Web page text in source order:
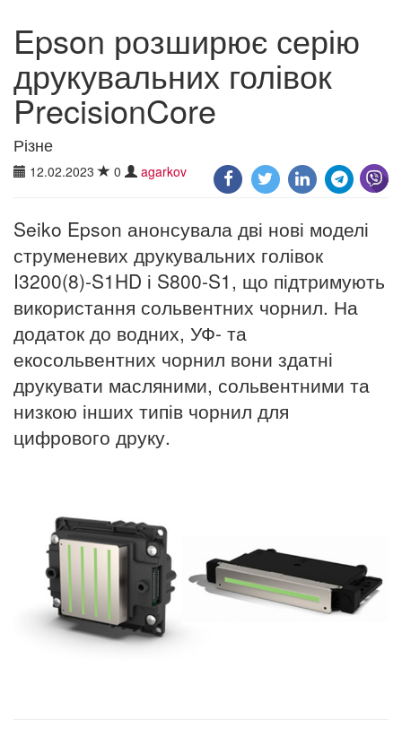
Epson розширює серію
друкувальних голівок
PrecisionCore
Різне
12.02.2023 0 agarkov
Seiko Epson анонсувала дві нові моделі
струменевих друкувальних голівок
I3200(8)-S1HD і S800-S1, що підтримують
використання сольвентних чорнил. На
додаток до водних, УФ- та
екосольвентних чорнил вони здатні
друкувати масляними, сольвентними та
низкою інших типів чорнил для
цифрового друку.